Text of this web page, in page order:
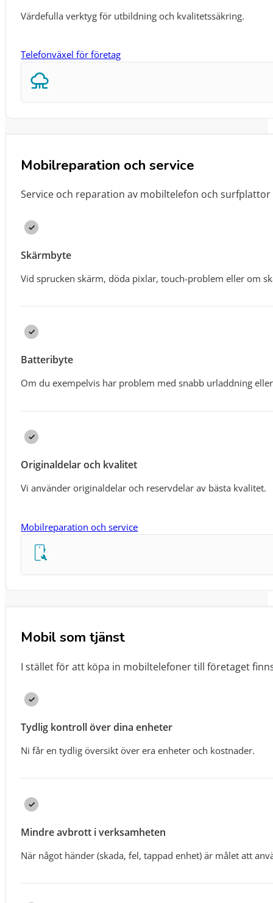
Värdefulla verktyg för utbildning och kvalitetssäkring.
Telefonväxel för företag
Mobilreparation och service
Service och reparation av mobiltelefon och
Skärmbyte
Vid sprucken skärm, döda pixlar, touch-problem eller om
Batteribyte
Om du exempelvis har problem med snabb urladdning
Originaldelar och kvalitet
Vi använder originaldelar och reservdelar av bästa kvalitet.
Mobilreparation och service
Mobil som tjänst
I stället för att köpa in mobiltelefoner till företaget
Tydlig kontroll över dina enheter
Ni får en tydlig översikt över era enheter och kostnader.
Mindre avbrott i verksamheten
När något händer (skada, fel, tappad enhet) är målet att